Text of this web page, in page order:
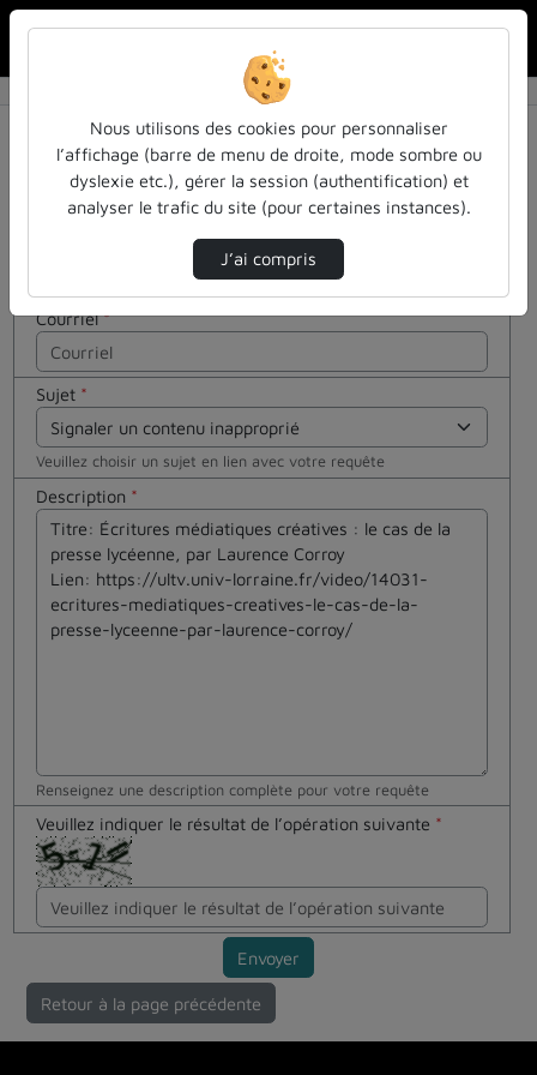
Contactez nous
Votre message
Courriel*
Sujet *
Veuillez choisir un sujet en lien avec votre requête
Description *
Renseignez une description complète pour votre requête
Veuillez indiquer le résultat de l’opération suivante *
Cocher
cette case
si vous êtes
un humain
Envoyer
Retour à la page précédente
Nous utilisons des cookies pour personnaliser
l’affichage (barre de menu de droite, mode sombre ou
dyslexie etc.), gérer la session (authentification) et
analyser le trafic du site (pour certaines instances).
J’ai compris